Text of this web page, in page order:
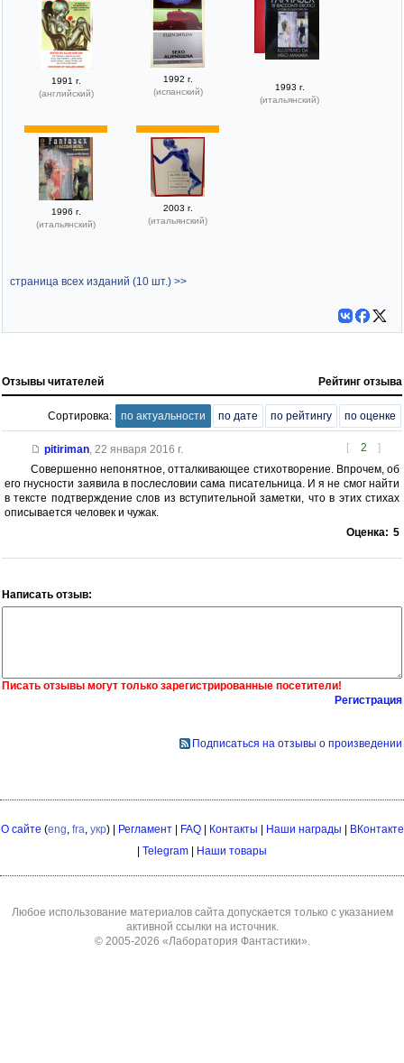
1991 г.
(английский)
1992 г.
(испанский)
1993 г.
(итальянский)
1996 г.
(итальянский)
2003 г.
(итальянский)
страница всех изданий (10 шт.) >>
Отзывы читателей Рейтинг отзыва
Сортировка: по актуальности по дате по рейтингу по оценке
[ 2 ]
pitiriman, 22 января 2016 г.
Совершенно непонятное, отталкивающее стихотворение. Впрочем, об
его гнусности заявила в послесловии сама писательница. И я не смог найти
в тексте подтверждение слов из вступительной заметки, что в этих стихах
описывается человек и чужак.
Оценка: 5
Написать отзыв:
Писать отзывы могут только зарегистрированные посетители!
Регистрация
Подписаться на отзывы о произведении
О сайте (eng fra укр) | Регламент| FAQ| Контакты | Наши награды | ВКонтакте
| Telegram | Наши товары
Любое использование материалов сайта допускается только с указанием
активной ссылки на источник.
© 2005-2026 «Лаборатория Фантастики»